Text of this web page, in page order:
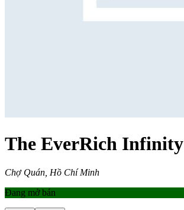
The EverRich Infinity
Chợ Quán, Hồ Chí Minh
Đang mở bán